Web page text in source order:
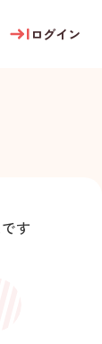
ログイン
す